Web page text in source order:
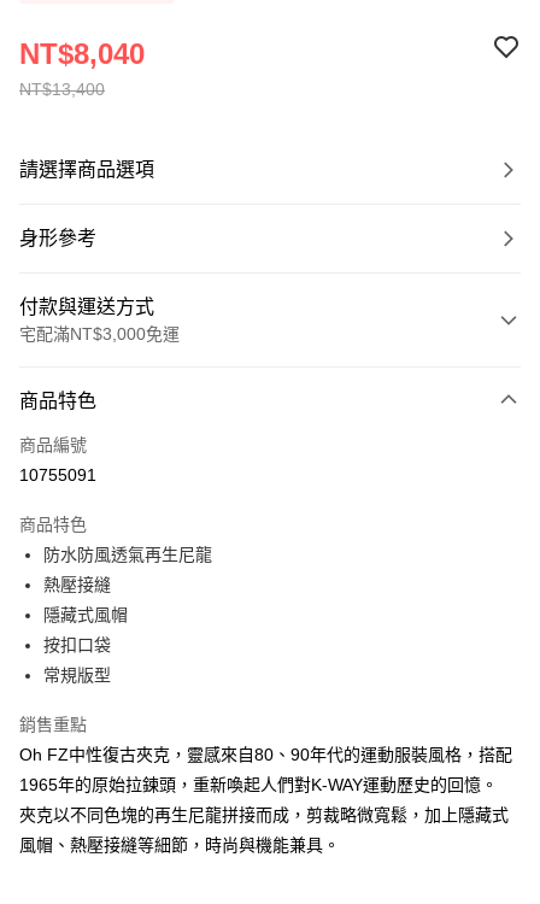
NT$13,400
NT$8,040
請選擇商品選項
身形參考
付款與運送方式
宅配滿NT$3,000免運
信用卡一次付款
信用卡分期付款
合作金庫商業銀行
華南商業銀行
上海商業儲蓄銀行
國泰世華商業銀行
臺灣中小企業銀行
匯豐（台灣）商業銀行
聯邦商業銀行
元大商業銀行
台新國際商業銀行
中國信託商業銀行
台灣樂天信用卡公司
LINE Pay
Apple Pay
街口支付
悠遊付
全盈+PAY
AFTEE先享後付
相關說明
【關於「AFTEE先享後付」】
AFTEE先享後付是「在收到商品之後才付款」的支付方式。 讓您購物簡單
ATM付款
商品特色
商品編號
10755091
商品特色
防水防風透氣再生尼龍
熱壓接縫
隱藏式風帽
按扣口袋
常規版型
銷售重點
Oh FZ中性復古夾克，靈感來自80、90年代的運動服裝風格，搭配
1965年的原始拉鍊頭，重新喚起人們對K-WAY運動歷史的回憶。
夾克以不同色塊的再生尼龍拼接而成，剪裁略微寬鬆，加上隱藏式
風帽、熱壓接縫等細節，時尚與機能兼具。